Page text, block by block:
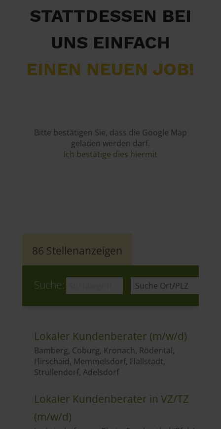
STATTDESSEN BEI
UNS EINFACH
EINEN NEUEN JOB!